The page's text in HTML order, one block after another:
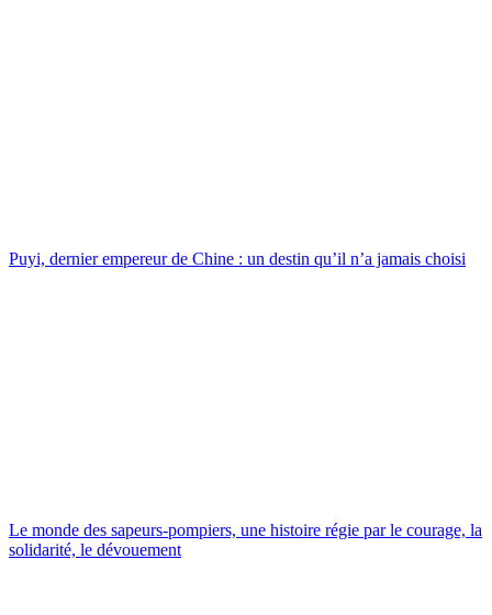
Puyi, dernier empereur de Chine : un destin qu’il n’a jamais choisi
Le monde des sapeurs-pompiers, une histoire régie par le courage, la
solidarité, le dévouement